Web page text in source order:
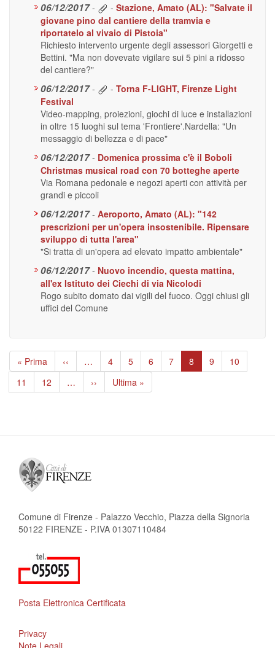
06/12/2017 - - Stazione, Amato (AL): "Salvate il
giovane pino dal cantiere della tramvia e
riportatelo al vivaio di Pistoia"
Richiesto intervento urgente degli assessori Giorgetti e
Bettini. "Ma non dovevate vigilare sui 5 pini a ridosso
del cantiere?"
06/12/2017 - - Torna F-LIGHT, Firenze Light
Festival
Video-mapping, proiezioni, giochi di luce e installazioni
in oltre 15 luoghi sul tema 'Frontiere'.Nardella: "Un
messaggio di bellezza e di pace"
06/12/2017 - Domenica prossima c'è il Boboli
Christmas musical road con 70 botteghe aperte
Via Romana pedonale e negozi aperti con attività per
grandi e piccoli
06/12/2017 - Aeroporto, Amato (AL): "142
prescrizioni per un'opera insostenibile. Ripensare
sviluppo di tutta l'area"
"Si tratta di un'opera ad elevato impatto ambientale"
06/12/2017 - Nuovo incendio, questa mattina,
all'ex Istituto dei Ciechi di via Nicolodi
Rogo subito domato dai vigili del fuoco. Oggi chiusi gli
uffici del Comune
Paginazione
Prima
pagina
« Prima
Pagina
precedente
‹‹ … Page
4 Page
5 Page
6 Page
7
Pagina
attuale
8 Page
9 Page
10
Page
11 Page
12 …
Pagina
successiva
››
Ultima
pagina
Ultima »
Comune di Firenze - Palazzo Vecchio, Piazza della Signoria
50122 FIRENZE - P.IVA 01307110484
Posta Elettronica Certificata
Privacy
Note Legali